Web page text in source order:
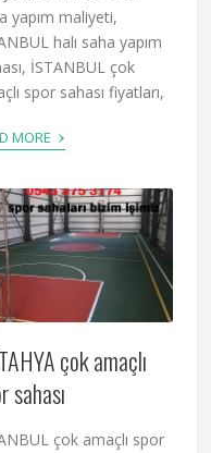
yapım maliyeti,
halı saha yapım
İSTANBUL çok
spor sahası fiyatları,
MORE ›
çok amaçlı
sahası
çok amaçlı spor